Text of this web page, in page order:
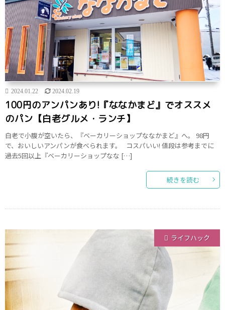
2024.01.22 2024.02.19
100円のアンパンあり!『ななかまど』でオススメ
のパン【白老グルメ・ランチ】
白老で小腹が空いたら、『ベーカリーショップななかまど』へ。 98円
で、おいしいアンパンが食べられます。 コスパいい! 値段は参考までに
過去5回以上『ベーカリーショップなな […]
続きを読む
ライフハック